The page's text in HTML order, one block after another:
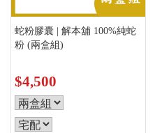
蛇粉膠囊 | 解本舖 100%純蛇
粉 (兩盒組)
$4,500